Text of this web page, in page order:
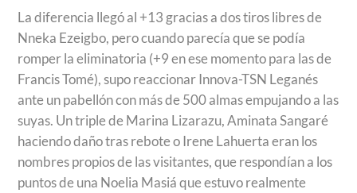
La diferencia llegó al +13 gracias a dos tiros libres de
Nneka Ezeigbo, pero cuando parecía que se podía
romper la eliminatoria (+9 en ese momento para las de
Francis Tomé), supo reaccionar Innova-TSN Leganés
ante un pabellón con más de 500 almas empujando a las
suyas. Un triple de Marina Lizarazu, Aminata Sangaré
haciendo daño tras rebote o Irene Lahuerta eran los
nombres propios de las visitantes, que respondían a los
puntos de una Noelia Masiá que estuvo realmente